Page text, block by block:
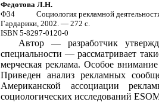
Федотова Л.Н.
Ф34 Социология рекламной
Гардарики, 2002. — 272 с.
ISBN 5-8297-0120-0
Автор — разработчик
специальности — рассматривает
мерческая реклама. Особое
Приведен анализ рекламных
Американской ассоциации
социологических исследований